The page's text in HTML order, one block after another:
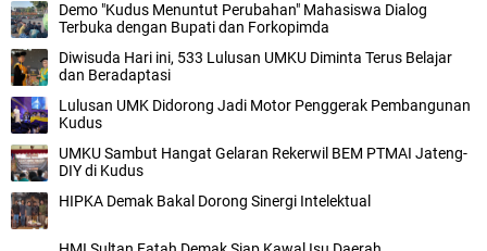
Demo "Kudus Menuntut Perubahan" Mahasiswa Dialog
Terbuka dengan Bupati dan Forkopimda
Diwisuda Hari ini, 533 Lulusan UMKU Diminta Terus Belajar
dan Beradaptasi
Lulusan UMK Didorong Jadi Motor Penggerak Pembangunan
Kudus
UMKU Sambut Hangat Gelaran Rekerwil BEM PTMAI Jateng-
DIY di Kudus
HIPKA Demak Bakal Dorong Sinergi Intelektual